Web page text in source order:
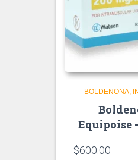
BOLDENONA
Equipoise
$600.00